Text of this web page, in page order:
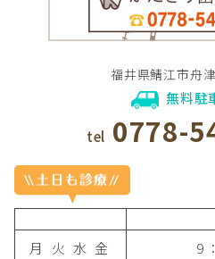
福井県鯖江市舟
無料駐
tel 0778-
月 火 水 金
9